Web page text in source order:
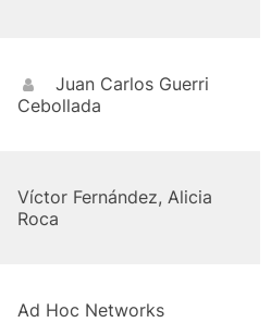
Juan Carlos Guerri
Cebollada
Víctor Fernández, Alicia
Roca
Ad Hoc Networks